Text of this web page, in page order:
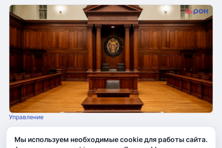
Управление
по долгам за ЖКУ
Мы используем необходимые cookie для работы сайта.